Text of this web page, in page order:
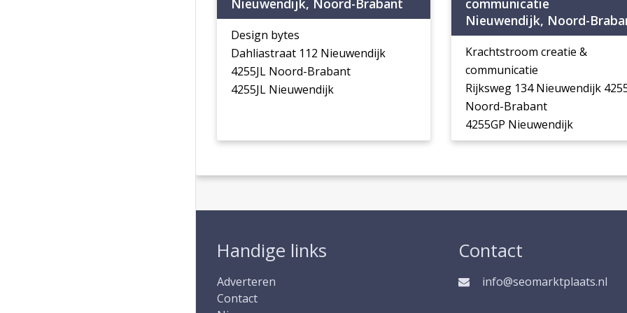
Nieuwendijk, Noord-Brabant
Design bytes
Dahliastraat 112 Nieuwendijk
4255JL Noord-Brabant
4255JL Nieuwendijk
communicatie
Nieuwendijk, Noord-
Krachtstroom creatie &
communicatie
Rijksweg 134 Nieuwendijk
Noord-Brabant
4255GP Nieuwendijk
Handige links
Adverteren
Contact
Contact
info@seomarktplaats.nl